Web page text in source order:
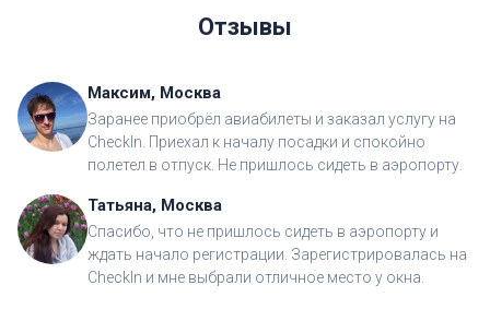
Отзывы
Максим, Москва
Заранее приобрёл авиабилеты и заказал услугу на
CheckIn. Приехал к началу посадки и спокойно
полетел в отпуск. Не пришлось сидеть в аэропорту.
Татьяна, Москва
Спасибо, что не пришлось сидеть в аэропорту и
ждать начало регистрации. Зарегистрировалась на
CheckIn и мне выбрали отличное место у окна.